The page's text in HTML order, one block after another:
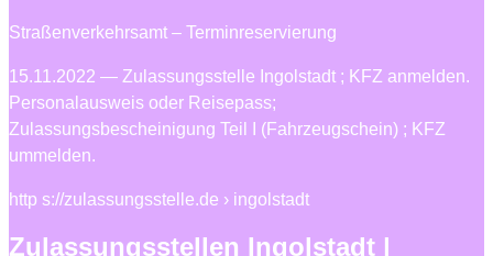
Straßenverkehrsamt – Terminreservierung
15.11.2022 — Zulassungsstelle Ingolstadt ; KFZ anmelden.
Personalausweis oder Reisepass;
Zulassungsbescheinigung Teil I (Fahrzeugschein) ; KFZ
ummelden.
http s://zulassungsstelle.de › ingolstadt
Zulassungsstellen Ingolstadt |